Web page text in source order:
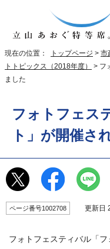
現在の位置： トップページ > 市
トトピックス（2018年度）
> フ
ました
フォトフェス
ト」が開催さ
ページ番号1002708 更新日
フォトフェスティバル「